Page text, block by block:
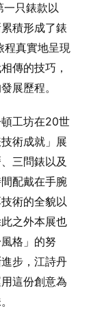
一只錶款以
積形成了錶
程真實地呈現
傳的技巧，
展歷程。
工坊在20世
術成就」展
三問錶以及
配戴在手腕
術的全貌以
之外本展也
格」的努
步，江詩丹
這份創意為